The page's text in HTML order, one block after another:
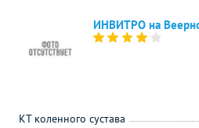
ИНВИТРО на
КТ коленного сустава